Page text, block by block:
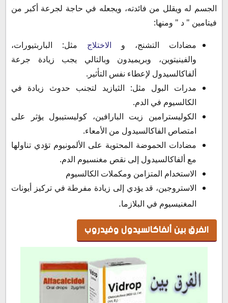
الجسم له ويقلل من فائدته، ويجعله في حاجة لجرعة أكبر من
فيتامين " د " ومنها:
مضادات التشنج، و الاختلاج مثل: الباربتيورات،
والفينيتوين، وبريميدون وبالتالي يجب زيادة جرعة
ألفاكالسيدول لإعطاء نفس التأثير.
مدرات البول مثل: الثيازيد لتجنب حدوث زيادة في
الكالسيوم في الدم.
الكوليسترامين زيت البارافين، كوليستيبول يؤثر على
امتصاص الفاكالسيدول من الأمعاء.
مضادات الحموضة المحتوية على الألمونيوم تؤدي تناولها
مع ألفاكالسيدول إلى نقص مغنسيوم الدم.
الاستخدام المتزامن ومكملات الكالسيوم
الاستروجين، قد يؤدي إلى زيادة مفرطة في تركيز أيونات
المغنيسيوم في البلازما.
الفرق بين ألفاكالسيدول وفيدروب